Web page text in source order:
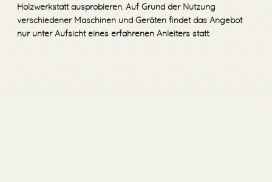
Holzwerkstatt ausprobieren. Auf Grund der Nutzung
verschiedener Maschinen und Geräten findet das Angebot
nur unter Aufsicht eines erfahrenen Anleiters statt.